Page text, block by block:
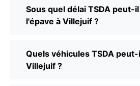
Sous quel délai TSDA peut-
l'épave à Villejuif ?
Quels véhicules TSDA
Villejuif ?